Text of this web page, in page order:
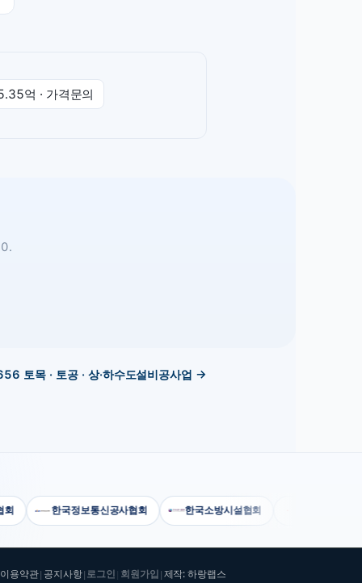
억 · 가격문의
토목 · 토공 · 상·하수도설비공사업 →
한국정보통신공사협회 한국소방시설협회
이용약관| 공지사항| 로그인 회원가입 | 제작: 하랑랩스